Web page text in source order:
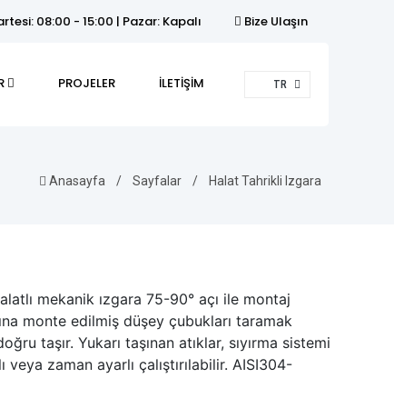
08:00 - 15:00 | Pazar: Kapalı Bize Ulaşın
PROJELER İLETİŞİM TR
Anasayfa / Sayfalar / Halat Tahrikli Izgara
mekanik ızgara 75-90° açı ile montaj
monte edilmiş düşey çubukları taramak
taşır. Yukarı taşınan atıklar, sıyırma sistemi
zaman ayarlı çalıştırılabilir. AISI304-